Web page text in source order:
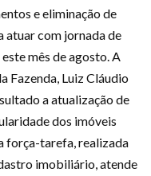
e eliminação de
atuar com jornada de
mês de agosto. A
Fazenda, Luiz Cláudio
a atualização de
dos imóveis
força-tarefa, realizada
imobiliário, atende